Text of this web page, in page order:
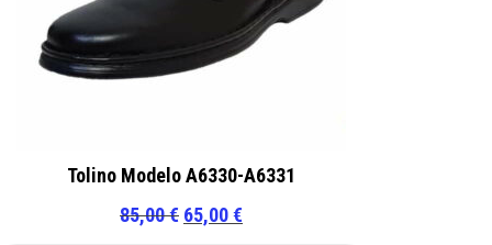
Tolino Modelo A6330-A6331
85,00€ El
65,00€